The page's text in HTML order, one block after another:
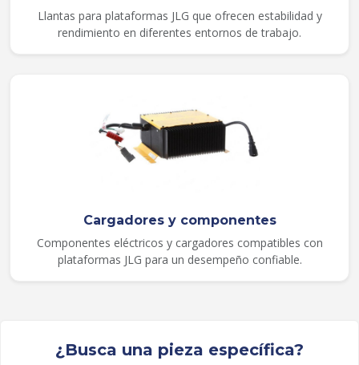
Llantas para plataformas JLG que ofrecen estabilidad y
rendimiento en diferentes entornos de trabajo.
Cargadores y componentes
Componentes eléctricos y cargadores compatibles con
plataformas JLG para un desempeño confiable.
¿Busca una pieza específica?